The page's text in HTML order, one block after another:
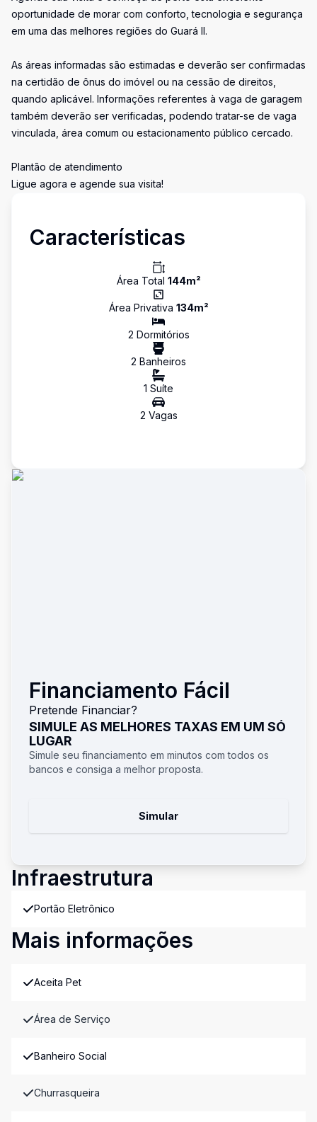
oportunidade de morar com conforto, tecnologia e segurança
em uma das melhores regiões do Guará II.
As áreas informadas são estimadas e deverão ser confirmadas
na certidão de ônus do imóvel ou na cessão de direitos,
quando aplicável. Informações referentes à vaga de garagem
também deverão ser verificadas, podendo tratar-se de vaga
vinculada, área comum ou estacionamento público cercado.
Plantão de atendimento
Ligue agora e agende sua visita!
Características
Área Total 144m²
Área Privativa 134m²
2 Dormitórios
2 Banheiros
1 Suíte
2 Vagas
Financiamento Fácil
Pretende Financiar?
SIMULE AS MELHORES TAXAS EM UM SÓ
LUGAR
Simule seu financiamento em minutos com todos os
bancos e consiga a melhor proposta.
Simular
Infraestrutura
Portão Eletrônico
Mais informações
Aceita Pet
Área de Serviço
Banheiro Social
Churrasqueira